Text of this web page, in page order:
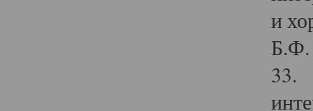
и
Б.Ф.
33.